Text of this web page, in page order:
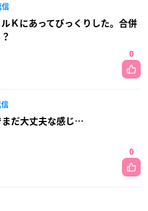
信
Ｋにあってびっくりした。合併
0
信
まだ大丈夫な感じ…
0